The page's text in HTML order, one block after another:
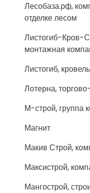
Лесобаза.рф,
отделке лесом
Листогиб-Кров-
монтажная
Листогиб,
Лотерна,
М-строй, группа
Магнит
Макив Строй,
Максистрой,
Мангострой,